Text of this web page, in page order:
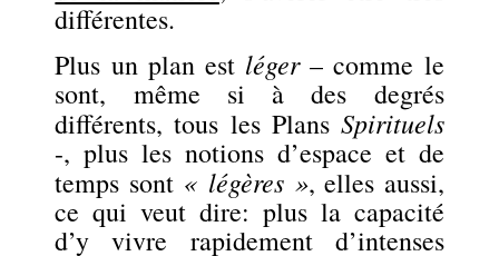
différentes.
Plus un plan est léger– comme le
sont, même si à des degrés
différents, tous les Plans Spirituels
-, plus les notions d’espace et de
temps sont « légères », elles aussi,
ce qui veut dire: plus la capacité
d’y vivre rapidement d’intenses